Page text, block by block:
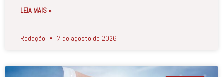
LEIA MAIS »
Redação 7 de agosto de 2026